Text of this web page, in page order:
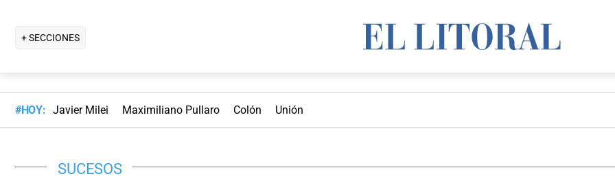
+ SECCIONES
#HOY: Javier Milei Maximiliano Pullaro Colón Unión
SUCESOS